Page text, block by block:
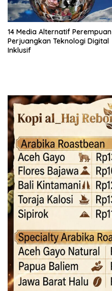
14 Media Alternatif Perempuan
Perjuangkan Teknologi Digital
Inklusif